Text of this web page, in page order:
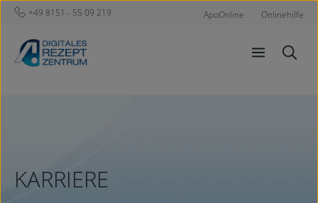
Zum Hauptinhalt springen
+49 8151 - 55 09 219 ApoOnline Onlinehilfe
KARRIERE